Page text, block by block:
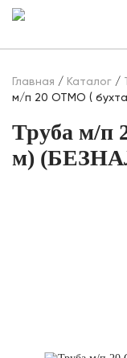
Главная / Каталог /
м/п 20 ОТМО ( бухта
Труба м/п
м)